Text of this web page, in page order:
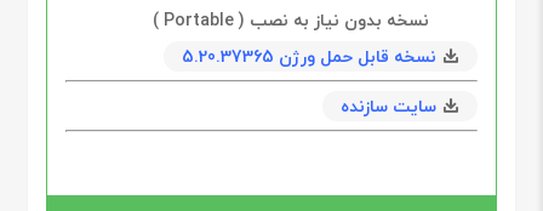
نسخه بدون نیاز به نصب ( Portable )
نسخه قابل حمل ورژن 5.20.37365
سایت سازنده